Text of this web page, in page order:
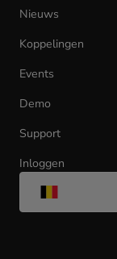
Nieuws
Koppelingen
Events
Demo
Support
Inloggen
tab)